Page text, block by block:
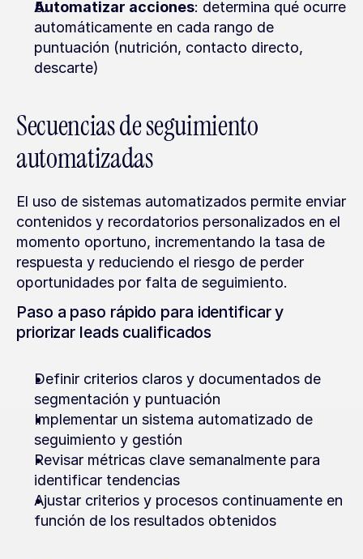
Automatizar acciones: determina qué ocurre
automáticamente en cada rango de
puntuación (nutrición, contacto directo,
descarte)
Secuencias de seguimiento
automatizadas
El uso de sistemas automatizados permite enviar
contenidos y recordatorios personalizados en el
momento oportuno, incrementando la tasa de
respuesta y reduciendo el riesgo de perder
oportunidades por falta de seguimiento.
Paso a paso rápido para identificar y
priorizar leads cualificados
Definir criterios claros y documentados de
segmentación y puntuación
Implementar un sistema automatizado de
seguimiento y gestión
Revisar métricas clave semanalmente para
identificar tendencias
Ajustar criterios y procesos continuamente en
función de los resultados obtenidos